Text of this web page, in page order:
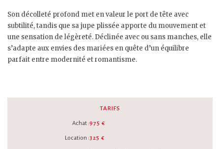
Son décolleté profond met en valeur le port de tête avec
subtilité, tandis que sa jupe plissée apporte du mouvement et
une sensation de légèreté. Déclinée avec ou sans manches, elle
s’adapte aux envies des mariées en quête d’un équilibre
parfait entre modernité et romantisme.
TARIFS
Achat :
Location :
975 €
325 €